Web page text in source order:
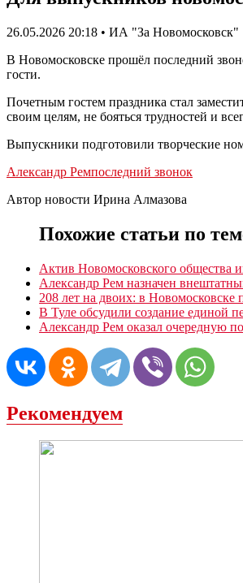
26.05.2026 20:18 • ИА "За Новомосковск"
В Новомосковске прошёл последний
гости.
Почетным гостем праздника стал
своим целям, не бояться трудностей и
Выпускники подготовили творческие
Александр Ремпоследний звонок
Автор новости Ирина Алмазова
Похожие статьи по
Актив Новомосковского общества
Александр Рем назначен
208 лет на двоих: в
В Туле обсудили создание единой
Александр Рем оказал очередную
Рекомендуем